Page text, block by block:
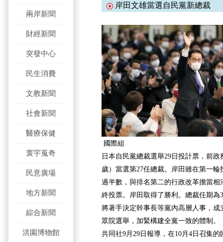
兩岸新聞
財經新聞
突發中心
民生消費
文教新聞
社會新聞
醫療保健
寰宇蒐奇
民意廣場
地方新聞
綜合新聞
洪園博物館
岸田文雄當選自民黨新總裁
國際組
日本自民黨總裁選舉29日投計票，前
歲）當選第27任總裁。岸田雖在第一
過半數，與排名第二的行政改革擔當相
終投票。岸田取得了勝利。總裁任期為
將著手決定幹事長等黨內高層人事，
眾院選舉，加緊構建全黨一致的體制。
共同社9月29日報導， 在10月4日召集